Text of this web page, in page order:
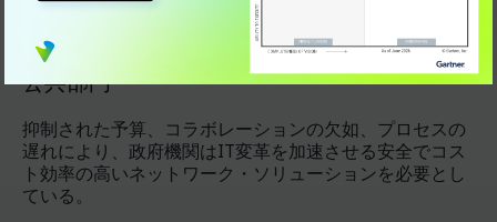
公共部門
抑制された予算、コラボレーションの欠如、プロセスの
遅れにより、政府機関はIT変革を加速させる安全でコス
ト効率の高いネットワーク・ソリューションを必要とし
ている。